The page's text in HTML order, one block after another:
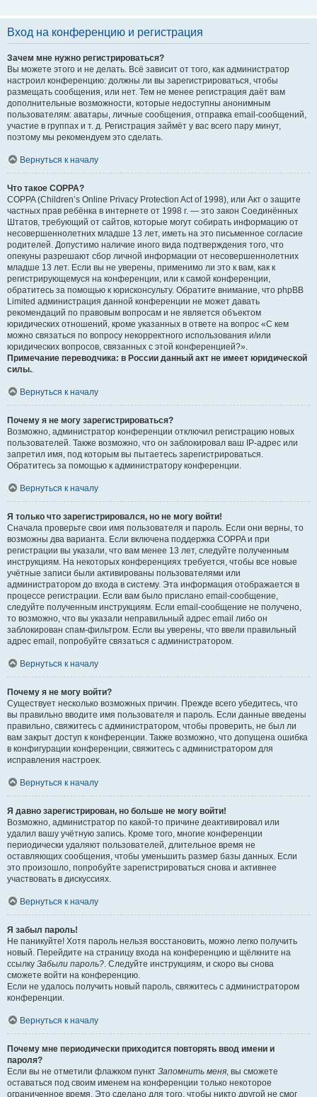
Вход на конференцию и регистрация
Зачем мне нужно регистрироваться?
Вы можете этого и не делать. Всё зависит от того, как администратор
настроил конференцию: должны ли вы зарегистрироваться, чтобы
размещать сообщения, или нет. Тем не менее регистрация даёт вам
дополнительные возможности, которые недоступны анонимным
пользователям: аватары, личные сообщения, отправка email-сообщений,
участие в группах и т. д. Регистрация займёт у вас всего пару минут,
поэтому мы рекомендуем это сделать.
Вернуться к началу
Что такое COPPA?
COPPA (Children’s Online Privacy Protection Act of 1998), или Акт о защите
частных прав ребёнка в интернете от 1998 г. — это закон Соединённых
Штатов, требующий от сайтов, которые могут собирать информацию от
несовершеннолетних младше 13 лет, иметь на это письменное согласие
родителей. Допустимо наличие иного вида подтверждения того, что
опекуны разрешают сбор личной информации от несовершеннолетних
младше 13 лет. Если вы не уверены, применимо ли это к вам, как к
регистрирующемуся на конференции, или к самой конференции,
обратитесь за помощью к юрисконсульту. Обратите внимание, что phpBB
Limited администрация данной конференции не может давать
рекомендаций по правовым вопросам и не является объектом
юридических отношений, кроме указанных в ответе на вопрос «С кем
можно связаться по вопросу некорректного использования и/или
юридических вопросов, связанных с этой конференцией?».
Примечание переводчика: в России данный акт не имеет юридической
силы..
Вернуться к началу
Почему я не могу зарегистрироваться?
Возможно, администратор конференции отключил регистрацию новых
пользователей. Также возможно, что он заблокировал ваш IP-адрес или
запретил имя, под которым вы пытаетесь зарегистрироваться.
Обратитесь за помощью к администратору конференции.
Вернуться к началу
Я только что зарегистрировался, но не могу войти!
Сначала проверьте свои имя пользователя и пароль. Если они верны, то
возможны два варианта. Если включена поддержка COPPA и при
регистрации вы указали, что вам менее 13 лет, следуйте полученным
инструкциям. На некоторых конференциях требуется, чтобы все новые
учётные записи были активированы пользователями или
администратором до входа в систему. Эта информация отображается в
процессе регистрации. Если вам было прислано email-сообщение,
следуйте полученным инструкциям. Если email-сообщение не получено,
то возможно, что вы указали неправильный адрес email либо он
заблокирован спам-фильтром. Если вы уверены, что ввели правильный
адрес email, попробуйте связаться с администратором.
Вернуться к началу
Почему я не могу войти?
Существует несколько возможных причин. Прежде всего убедитесь, что
вы правильно вводите имя пользователя и пароль. Если данные введены
правильно, свяжитесь с администратором, чтобы проверить, не был ли
вам закрыт доступ к конференции. Также возможно, что допущена ошибка
в конфигурации конференции, свяжитесь с администратором для
исправления настроек.
Вернуться к началу
Я давно зарегистрирован, но больше не могу войти!
Возможно, администратор по какой-то причине деактивировал или
удалил вашу учётную запись. Кроме того, многие конференции
периодически удаляют пользователей, длительное время не
оставляющих сообщения, чтобы уменьшить размер базы данных. Если
это произошло, попробуйте зарегистрироваться снова и активнее
участвовать в дискуссиях.
Вернуться к началу
Я забыл пароль!
Не паникуйте! Хотя пароль нельзя восстановить, можно легко получить
новый. Перейдите на страницу входа на конференцию и щёлкните на
ссылку Забыли пароль?. Следуйте инструкциям, и скоро вы снова
сможете войти на конференцию.
Если не удалось получить новый пароль, свяжитесь с администратором
конференции.
Вернуться к началу
Почему мне периодически приходится повторять ввод имени и
пароля?
Если вы не отметили флажком пункт Запомнить меня, вы сможете
оставаться под своим именем на конференции только некоторое
ограниченное время. Это сделано для того, чтобы никто другой не смог